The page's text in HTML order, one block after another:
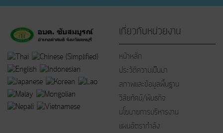
เกี่ยวกับหน่วยงาน
หน้าหลัก
ประวัติความเป็นมา
สภาพและข้อมูลพื้นฐาน
วิสัยทัศน์/พันธกิจ
นโยบายการบริหารงาน
แผนอัตรากำลัง